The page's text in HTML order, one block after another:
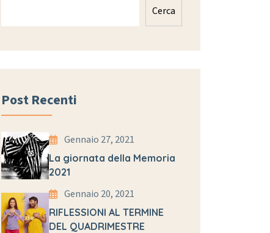
Cerca
Post Recenti
Gennaio 27, 2021
La giornata della Memoria
2021
Gennaio 20, 2021
RIFLESSIONI AL TERMINE
DEL QUADRIMESTRE